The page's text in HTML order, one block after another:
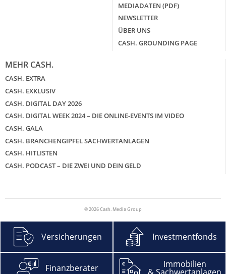
MEDIADATEN (PDF)
NEWSLETTER
ÜBER UNS
CASH. GROUNDING PAGE
MEHR CASH.
CASH. EXTRA
CASH. EXKLUSIV
CASH. DIGITAL DAY 2026
CASH. DIGITAL WEEK 2024 – DIE ONLINE-EVENTS IM VIDEO
CASH. GALA
CASH. BRANCHENGIPFEL SACHWERTANLAGEN
CASH. HITLISTEN
CASH. PODCAST – DIE ZWEI UND DEIN GELD
© 2026 Cash. Media Group
Versicherungen Investmentfonds
Finanzberater Immobilien
& Sachwertanlagen